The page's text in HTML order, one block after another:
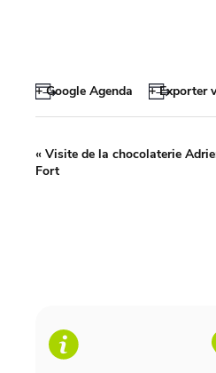
+ Google Agenda + Exporter
« Visite de la chocolaterie
Fort